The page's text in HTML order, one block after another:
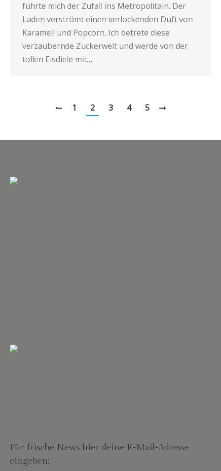
führte mich der Zufall ins Metropolitain. Der
Laden verströmt einen verlockenden Duft von
Karamell und Popcorn. Ich betrete diese
verzaubernde Zuckerwelt und werde von der
tollen Eisdiele mit…
1 2 3 4 5
Für frische News hier deine E-Mail-Adresse
eingeben: